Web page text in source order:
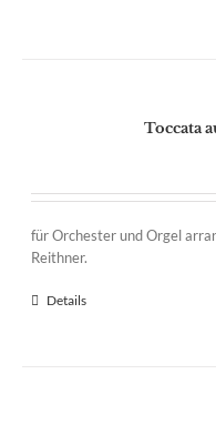
Toccata
für Orchester und Orgel
Reithner.
Details